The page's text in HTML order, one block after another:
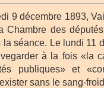
9 décembre 1893,
Chambre des
la séance. Le lundi 11
à la fois «la
publiques» et
sans le sang-